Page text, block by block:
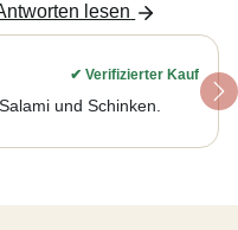
lesen
✔ Verifizierter Kauf
und Schinken.